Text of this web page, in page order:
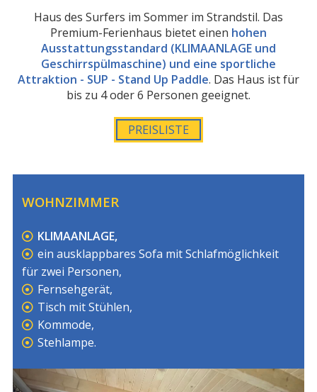
Haus des Surfers im Sommer im Strandstil. Das
Premium-Ferienhaus bietet einen hohen
Ausstattungsstandard (KLIMAANLAGE und
Geschirrspülmaschine) und eine sportliche
Attraktion - SUP - Stand Up Paddle. Das Haus ist für
bis zu 4 oder 6 Personen geeignet.
PREISLISTE
WOHNZIMMER
KLIMAANLAGE,
ein ausklappbares Sofa mit Schlafmöglichkeit
für zwei Personen,
Fernsehgerät,
Tisch mit Stühlen,
Kommode,
Stehlampe.